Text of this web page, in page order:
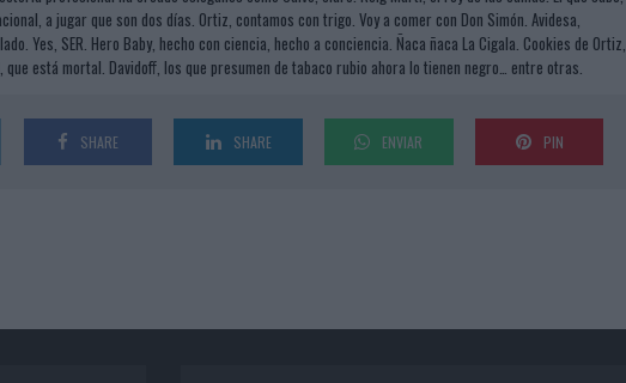
a jugar que son dos días. Ortiz, contamos con trigo. Voy a comer con Don Simón. Avidesa,
Yes, SER. Hero Baby, hecho con ciencia, hecho a conciencia. Ñaca ñaca La Cigala. Cookies de Ortiz,
que está mortal. Davidoff, los que presumen de tabaco rubio ahora lo tienen negro… entre otras.
SHARE SHARE ENVIAR PIN